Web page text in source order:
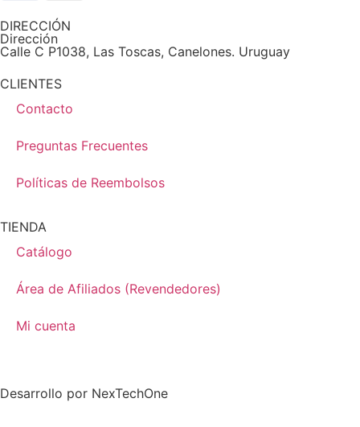
DIRECCIÓN
Dirección
Calle C P1038, Las Toscas, Canelones. Uruguay
CLIENTES
Contacto
Preguntas Frecuentes
Políticas de Reembolsos
TIENDA
Catálogo
Área de Afiliados (Revendedores)
Mi cuenta
Desarrollo por NexTechOne